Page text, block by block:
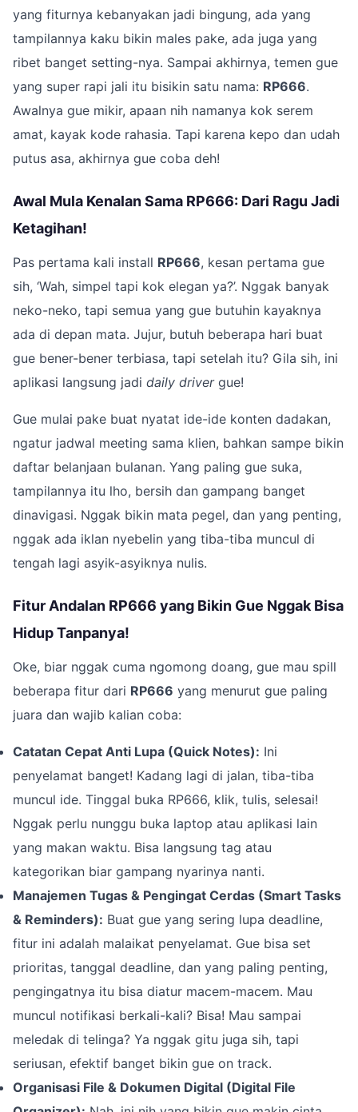
yang fiturnya kebanyakan jadi bingung, ada yang
tampilannya kaku bikin males pake, ada juga yang
ribet banget setting-nya. Sampai akhirnya, temen gue
yang super rapi jali itu bisikin satu nama: RP666.
Awalnya gue mikir, apaan nih namanya kok serem
amat, kayak kode rahasia. Tapi karena kepo dan udah
putus asa, akhirnya gue coba deh!
Awal Mula Kenalan Sama RP666: Dari Ragu Jadi
Ketagihan!
Pas pertama kali install RP666, kesan pertama gue
sih, ‘Wah, simpel tapi kok elegan ya?’. Nggak banyak
neko-neko, tapi semua yang gue butuhin kayaknya
ada di depan mata. Jujur, butuh beberapa hari buat
gue bener-bener terbiasa, tapi setelah itu? Gila sih, ini
aplikasi langsung jadi daily drivergue!
Gue mulai pake buat nyatat ide-ide konten dadakan,
ngatur jadwal meeting sama klien, bahkan sampe bikin
daftar belanjaan bulanan. Yang paling gue suka,
tampilannya itu lho, bersih dan gampang banget
dinavigasi. Nggak bikin mata pegel, dan yang penting,
nggak ada iklan nyebelin yang tiba-tiba muncul di
tengah lagi asyik-asyiknya nulis.
Fitur Andalan RP666 yang Bikin Gue Nggak Bisa
Hidup Tanpanya!
Oke, biar nggak cuma ngomong doang, gue mau spill
beberapa fitur dari RP666 yang menurut gue paling
juara dan wajib kalian coba:
Catatan Cepat Anti Lupa (Quick Notes): Ini
penyelamat banget! Kadang lagi di jalan, tiba-tiba
muncul ide. Tinggal buka RP666, klik, tulis, selesai!
Nggak perlu nunggu buka laptop atau aplikasi lain
yang makan waktu. Bisa langsung tag atau
kategorikan biar gampang nyarinya nanti.
Manajemen Tugas & Pengingat Cerdas (Smart Tasks
& Reminders): Buat gue yang sering lupa deadline,
fitur ini adalah malaikat penyelamat. Gue bisa set
prioritas, tanggal deadline, dan yang paling penting,
pengingatnya itu bisa diatur macem-macem. Mau
muncul notifikasi berkali-kali? Bisa! Mau sampai
meledak di telinga? Ya nggak gitu juga sih, tapi
seriusan, efektif banget bikin gue on track.
Organisasi File & Dokumen Digital (Digital File